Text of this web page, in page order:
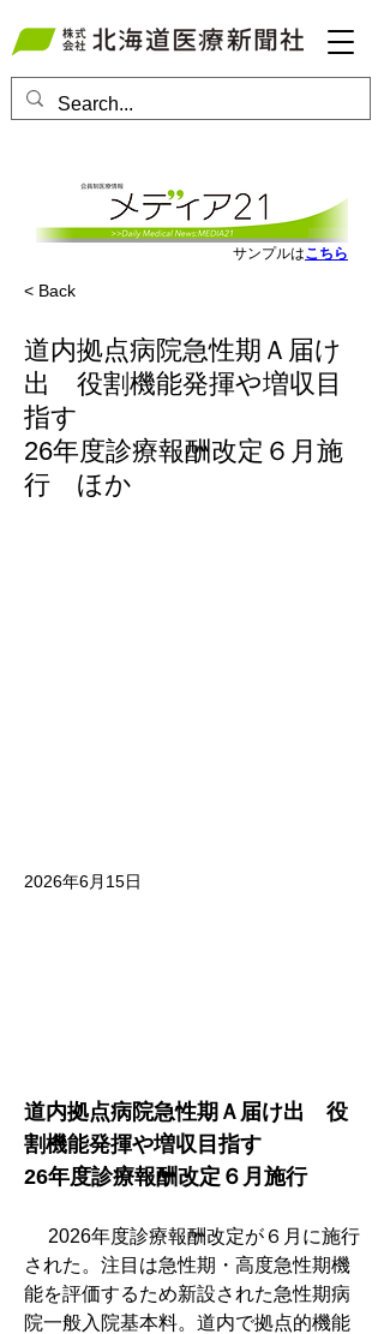
サンプルはこちら
< Back
道内拠点病院急性期Ａ届け
出 役割機能発揮や増収目
指す
26年度診療報酬改定６月施
行 ほか
2026年6月15日
道内拠点病院急性期Ａ届け出　役
割機能発揮や増収目指す
26年度診療報酬改定６月施行
2026年度診療報酬改定が６月に施行
された。注目は急性期・高度急性期機
能を評価するため新設された急性期病
院一般入院基本料。道内で拠点的機能